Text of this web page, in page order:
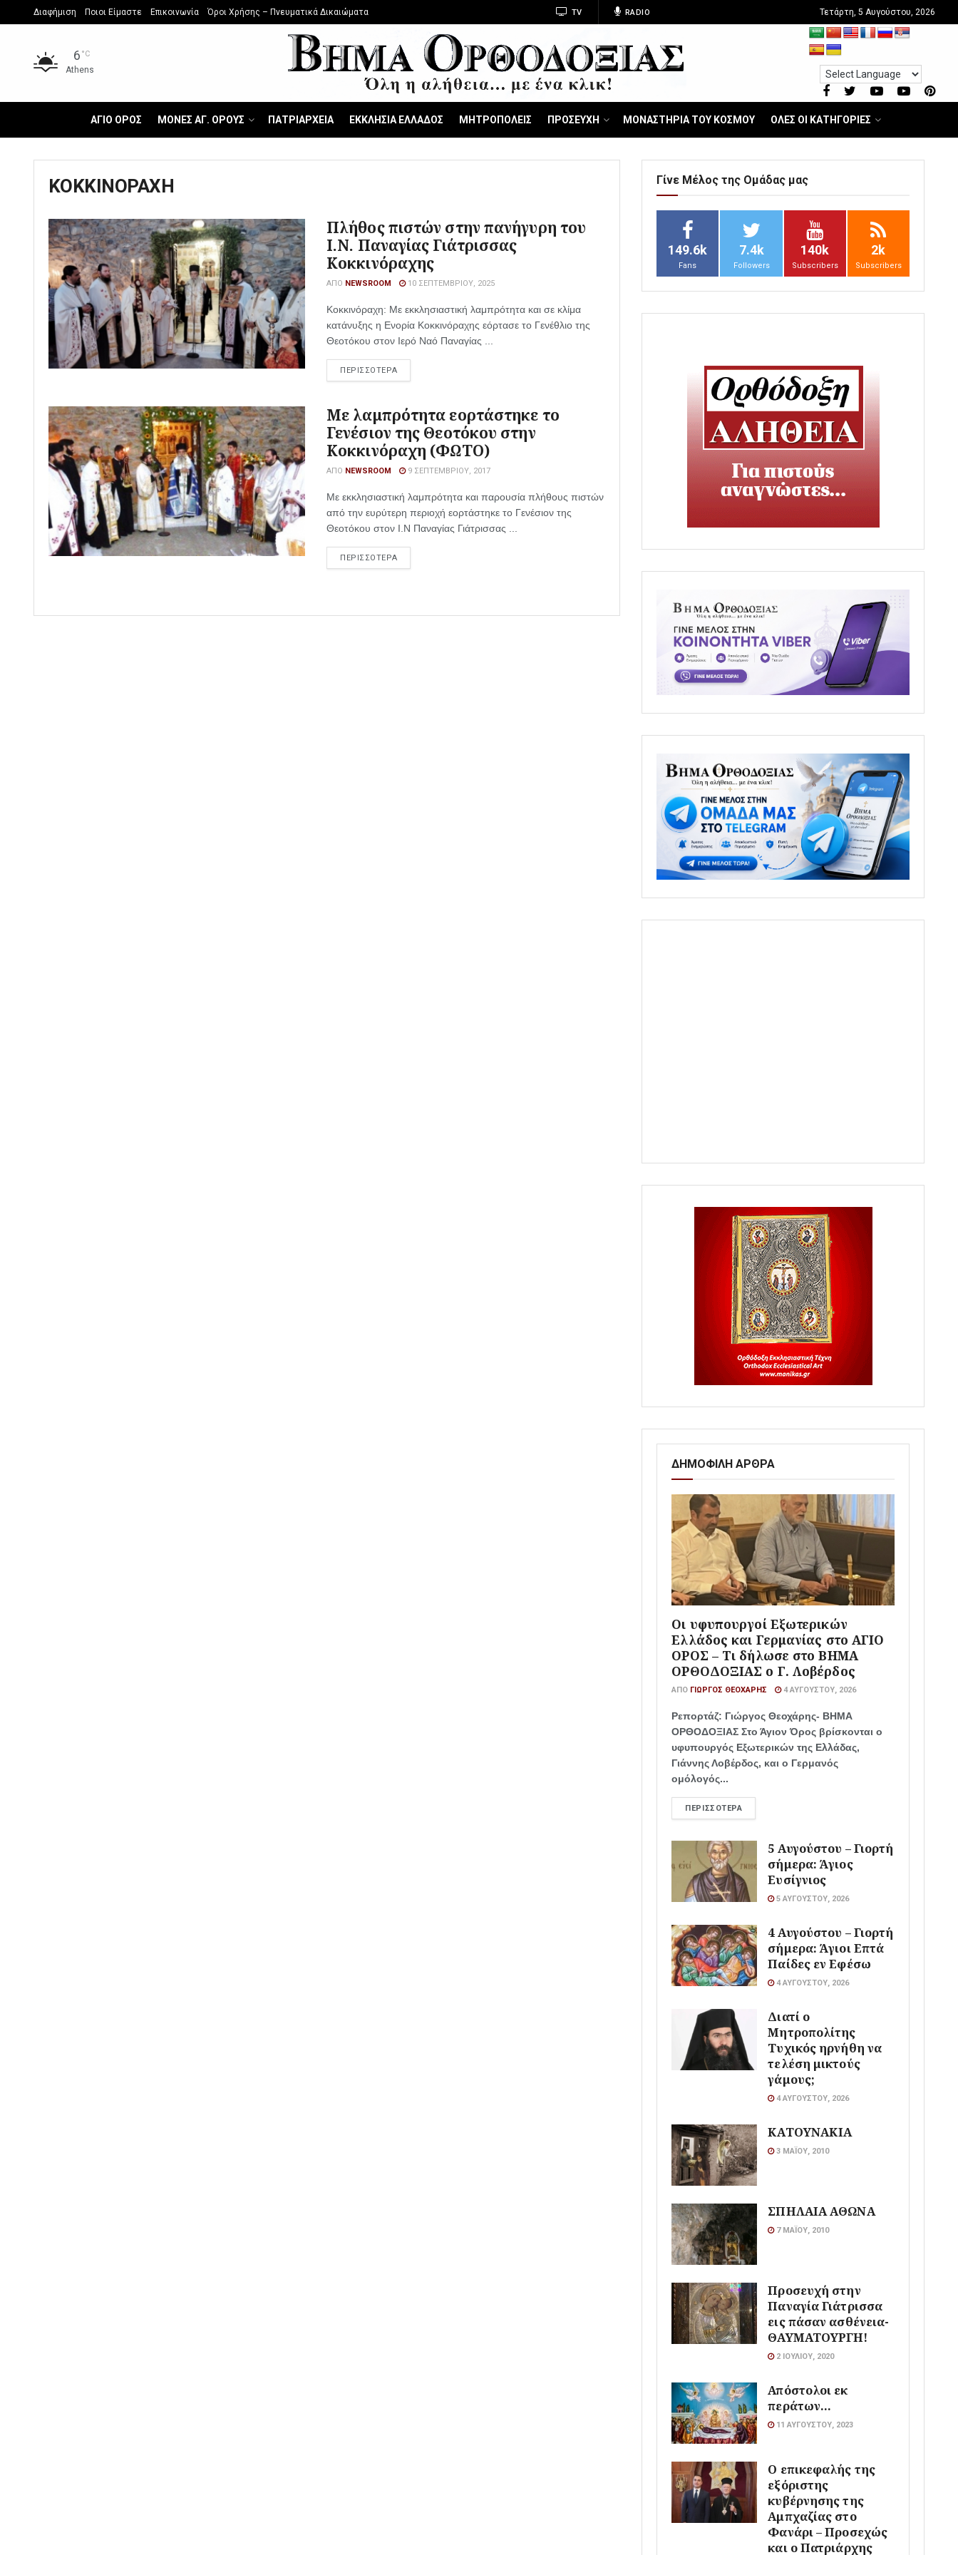
Διαφήμιση Ποιοι Είμαστε Επικοινωνία Όροι Χρήσης – Πνευματικά Δικαιώματα TV RADIO Τετάρτη, 5 Αυγούστου, 2026
6 °C
Athens
ΑΓΙΟ ΟΡΟΣ ΜΟΝΕΣ ΑΓ. ΟΡΟΥΣ ΠΑΤΡΙΑΡΧΕΙΑ ΕΚΚΛΗΣΙΑ ΕΛΛΑΔΟΣ ΜΗΤΡΟΠΟΛΕΙΣ ΠΡΟΣΕΥΧΗ ΜΟΝΑΣΤΗΡΙΑ ΤΟΥ ΚΟΣΜΟΥ ΟΛΕΣ ΟΙ ΚΑΤΗΓΟΡΙΕΣ
ΚΟΚΚΙΝΟΡΑΧΗ
Πλήθος πιστών στην πανήγυρη του
Ι.Ν. Παναγίας Γιάτρισσας
Κοκκινόραχης
ΑΠΌ NEWSROOM 10 ΣΕΠΤΕΜΒΡΊΟΥ, 2025
Κοκκινόραχη: Με εκκλησιαστική λαμπρότητα και σε κλίμα
κατάνυξης η Ενορία Κοκκινόραχης εόρτασε το Γενέθλιο της
Θεοτόκου στον Ιερό Ναό Παναγίας ...
ΠΕΡΙΣΣΟΤΕΡΑ
Με λαμπρότητα εορτάστηκε το
Γενέσιον της Θεοτόκου στην
Κοκκινόραχη (ΦΩΤΟ)
ΑΠΌ NEWSROOM 9 ΣΕΠΤΕΜΒΡΊΟΥ, 2017
Με εκκλησιαστική λαμπρότητα και παρουσία πλήθους πιστών
από την ευρύτερη περιοχή εορτάστηκε το Γενέσιον της
Θεοτόκου στον Ι.Ν Παναγίας Γιάτρισσας ...
ΠΕΡΙΣΣΟΤΕΡΑ
Γίνε Μέλος της Ομάδας μας
149.6k
Fans
7.4k
Followers
140k
Subscribers
2k
Subscribers
ΔΗΜΟΦΙΛΗ ΑΡΘΡΑ
Οι υφυπουργοί Εξωτερικών
Ελλάδος και Γερμανίας στο ΑΓΙΟ
ΟΡΟΣ – Τι δήλωσε στο ΒΗΜΑ
ΟΡΘΟΔΟΞΙΑΣ ο Γ. Λοβέρδος
ΑΠΌ ΓΙΏΡΓΟΣ ΘΕΟΧΆΡΗΣ 4 ΑΥΓΟΎΣΤΟΥ, 2026
Ρεπορτάζ: Γιώργος Θεοχάρης- ΒΗΜΑ
ΟΡΘΟΔΟΞΙΑΣ Στο Άγιον Όρος βρίσκονται ο
υφυπουργός Εξωτερικών της Ελλάδας,
Γιάννης Λοβέρδος, και ο Γερμανός
ομόλογός...
ΠΕΡΙΣΣΌΤΕΡΑ
5 Αυγούστου – Γιορτή
σήμερα: Άγιος
Ευσίγνιος
5 ΑΥΓΟΎΣΤΟΥ, 2026
4 Αυγούστου – Γιορτή
σήμερα: Άγιοι Επτά
Παίδες εν Εφέσω
4 ΑΥΓΟΎΣΤΟΥ, 2026
Διατί ο
Μητροπολίτης
Τυχικός ηρνήθη να
τελέση μικτούς
γάμους;
4 ΑΥΓΟΎΣΤΟΥ, 2026
ΚΑΤΟΥΝΑΚΙΑ
3 ΜΑΪ́ΟΥ, 2010
ΣΠΗΛΑΙΑ ΑΘΩΝΑ
7 ΜΑΪ́ΟΥ, 2010
Προσευχή στην
Παναγία Γιάτρισσα
εις πάσαν ασθένεια-
ΘΑΥΜΑΤΟΥΡΓΗ!
2 ΙΟΥΛΊΟΥ, 2020
Απόστολοι εκ
περάτων…
11 ΑΥΓΟΎΣΤΟΥ, 2023
Ο επικεφαλής της
εξόριστης
κυβέρνησης της
Αμπχαζίας στο
Φανάρι – Προσεχώς
και ο Πατριάρχης